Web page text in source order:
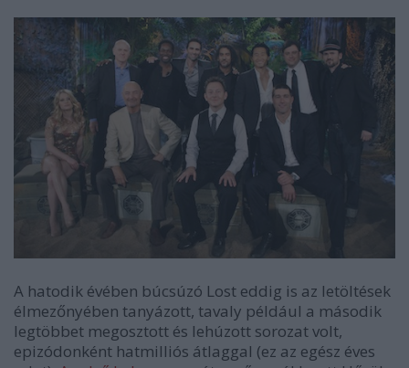
A hatodik évében búcsúzó Lost eddig is az letöltések
élmezőnyében tanyázott, tavaly például a második
legtöbbet megosztott és lehúzott sorozat volt,
epizódonként hatmilliós átlaggal (ez az egész éves